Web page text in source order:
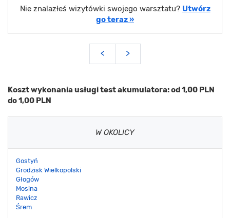
Nie znalazłeś wizytówki swojego warsztatu? Utwórz
go teraz »
< >
Koszt wykonania usługi test akumulatora: od 1,00 PLN
do 1,00 PLN
W OKOLICY
Gostyń
Grodzisk Wielkopolski
Głogów
Mosina
Rawicz
Śrem